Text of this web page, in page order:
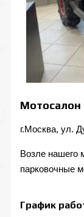
Мотосалон
г.Москва, ул.
Возле нашего
парковочные
График